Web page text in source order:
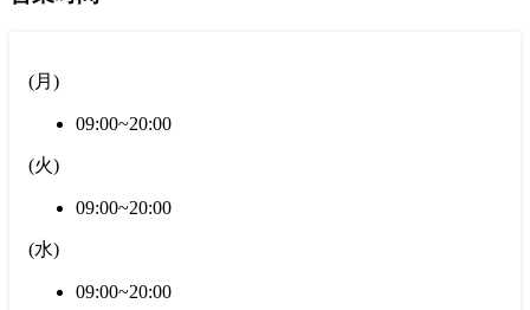
(月 )
09:00~20:00
(火)
09:00~20:00
(水)
09:00~20:00